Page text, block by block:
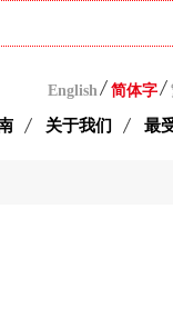
English 简体字
关于我们 最